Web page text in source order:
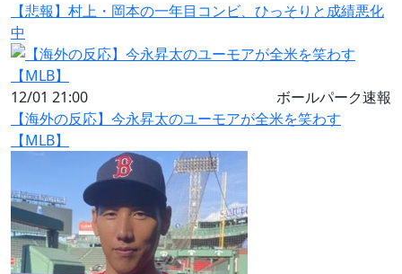
【悲報】村上・岡本の一年目コンビ、ひっそりと成績悪化
中
12/01 21:00
ボールパーク速報
【海外の反応】今永昇太のユーモアが全米を笑わす
【MLB】